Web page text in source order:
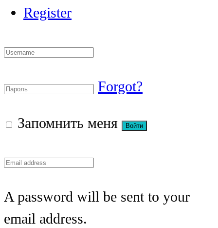
Register
Forgot?
Запомнить меня
A password will be sent to your
email address.